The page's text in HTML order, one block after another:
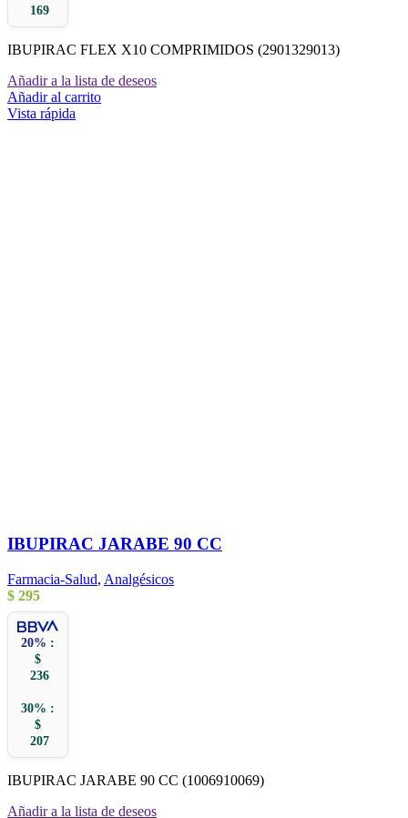
169
IBUPIRAC FLEX X10 COMPRIMIDOS (2901329013)
Añadir a la lista de deseos
Añadir al carrito
Vista rápida
IBUPIRAC JARABE 90 CC
Farmacia-Salud, Analgésicos
$ 295
20% :
$
236
30% :
$
207
IBUPIRAC JARABE 90 CC (1006910069)
Añadir a la lista de deseos